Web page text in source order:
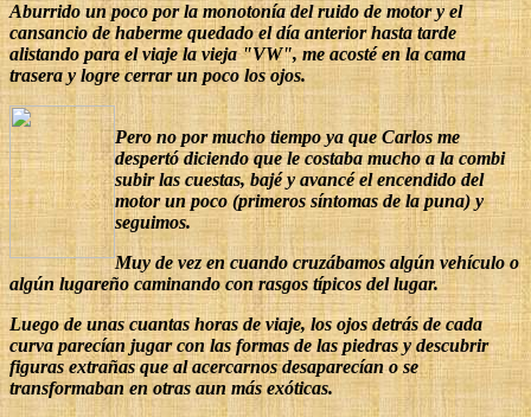
Aburrido un poco por la monotonía del ruido de motor y el
cansancio de haberme quedado el día anterior hasta tarde
alistando para el viaje la vieja "VW", me acosté en la cama
trasera y logre cerrar un poco los ojos.
Pero no por mucho tiempo ya que Carlos me
despertó diciendo que le costaba mucho a la combi
subir las cuestas, bajé y avancé el encendido del
motor un poco (primeros síntomas de la puna) y
seguimos.
Muy de vez en cuando cruzábamos algún vehículo o
algún lugareño caminando con rasgos típicos del lugar.
Luego de unas cuantas horas de viaje, los ojos detrás de cada
curva parecían jugar con las formas de las piedras y descubrir
figuras extrañas que al acercarnos desaparecían o se
transformaban en otras aun más exóticas.